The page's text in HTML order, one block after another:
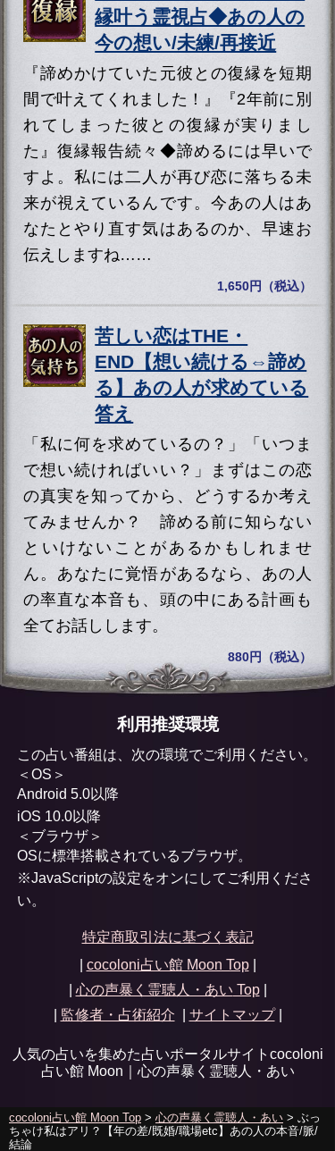
縁叶う霊視占◆あの人の
今の想い/未練/再接近
『諦めかけていた元彼との復縁を短期
間で叶えてくれました！』『2年前に別
れてしまった彼との復縁が実りまし
た』復縁報告続々◆諦めるには早いで
すよ。私には二人が再び恋に落ちる未
来が視えているんです。今あの人はあ
なたとやり直す気はあるのか、早速お
伝えしますね……
1,650円（税込）
苦しい恋はTHE・
END【想い続ける⇔諦め
る】あの人が求めている
答え
「私に何を求めているの？」「いつま
で想い続ければいい？」まずはこの恋
の真実を知ってから、どうするか考え
てみませんか？ 諦める前に知らない
といけないことがあるかもしれませ
ん。あなたに覚悟があるなら、あの人
の率直な本音も、頭の中にある計画も
全てお話しします。
880円（税込）
利用推奨環境
この占い番組は、次の環境でご利用ください。
＜OS＞
Android 5.0以降
iOS 10.0以降
＜ブラウザ＞
OSに標準搭載されているブラウザ。
※JavaScriptの設定をオンにしてご利用くださ
い。
特定商取引法に基づく表記
cocoloni占い館 Moon Top|
心の声暴く霊聴人・あい Top|
監修者・占術紹介 サイトマップ|
人気の占いを集めた占いポータルサイトcocoloni
占い館 Moon｜ 心の声暴く霊聴人・あい
cocoloni占い館 Moon Top > 心の声暴く霊聴人・あい > ぶっ
ちゃけ私はアリ？【年の差/既婚/職場etc】あの人の本音/脈/
結論